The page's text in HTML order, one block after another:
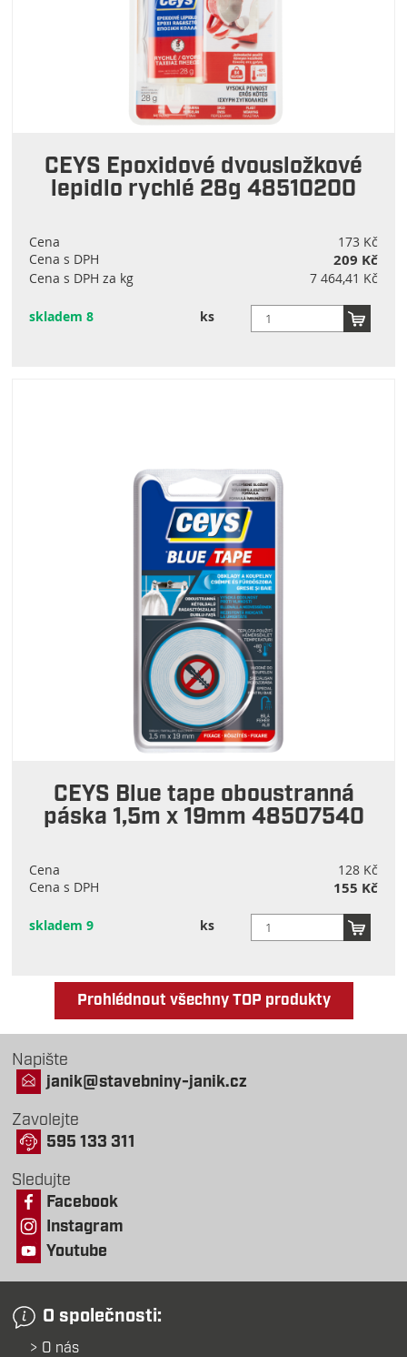
CEYS Epoxidové dvousložkové
lepidlo rychlé 28g 48510200
Cena
173 Kč
Cena s DPH
209 Kč
Cena s DPH za kg 7 464,41 Kč
skladem 8 ks
CEYS Blue tape oboustranná
páska 1,5m x 19mm 48507540
Cena
128 Kč
Cena s DPH
155 Kč
skladem 9 ks
Prohlédnout všechny TOP produkty
Napište
janik@stavebniny-janik.cz
Zavolejte
595 133 311
Sledujte
Facebook
Instagram
Youtube
O společnosti:
O nás